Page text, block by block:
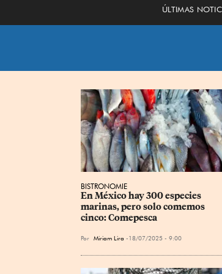
ÚLTIMAS
BISTRONOMIE
En México hay 300 especies
marinas, pero solo comemos
cinco: Comepesca
Por Miriam Lira 18/07/2025 - 9:00